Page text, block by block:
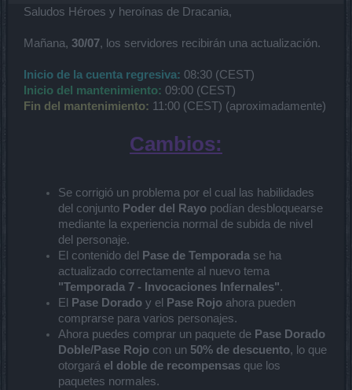
Saludos Héroes y heroínas de Dracania,
Mañana, 30/07, los servidores recibirán una actualización.
Inicio de la cuenta regresiva: 08:30 (CEST)
Inicio del mantenimiento: 09:00 (CEST)
Fin del mantenimiento: 11:00 (CEST) (aproximadamente)
Cambios:
Se corrigió un problema por el cual las habilidades
del conjunto Poder del Rayo podían desbloquearse
mediante la experiencia normal de subida de nivel
del personaje.
El contenido del
Pase de Temporada se ha
actualizado correctamente al nuevo tema
"Temporada 7 - Invocaciones Infernales".
El
Pase Dorado y el Pase Rojo ahora pueden
comprarse para varios personajes.
Ahora puedes comprar un paquete de Pase Dorado
Doble/Pase Rojo con un 50% de descuento, lo que
otorgará el doble de recompensas que los
paquetes normales.